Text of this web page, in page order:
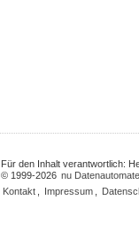
Für den Inhalt verantwortlich:
© 1999-2026 nu
Kontakt
Impressum